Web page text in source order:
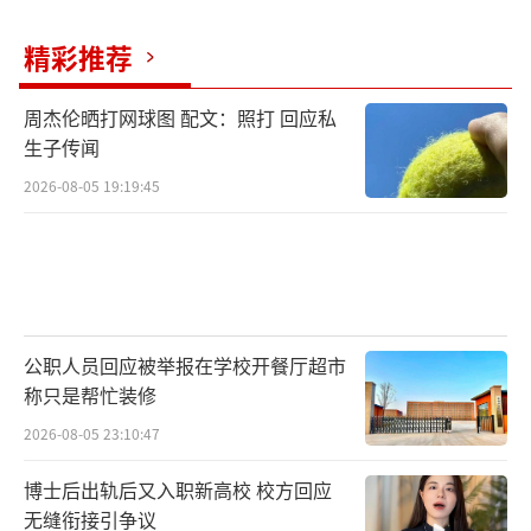
精彩推荐
周杰伦晒打网球图 配文：照打 回应私
生子传闻
2026-08-05 19:19:45
公职人员回应被举报在学校开餐厅超市
称只是帮忙装修
2026-08-05 23:10:47
博士后出轨后又入职新高校 校方回应
无缝衔接引争议